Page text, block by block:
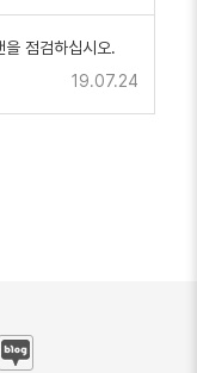
을 점검하십시오.
19.07.24